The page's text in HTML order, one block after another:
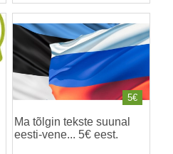
Ma tõlgin tekste suunal
eesti-vene... 5€ eest.
5€